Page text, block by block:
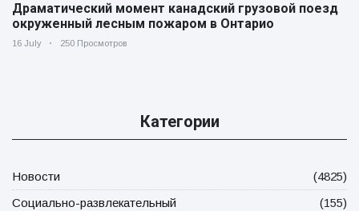
Драматический момент канадский грузовой поезд
окруженный лесным пожаром в Онтарио
16 July 250 Просмотров
Категории
Новости
(4825)
Социально-развлекательный
(155)